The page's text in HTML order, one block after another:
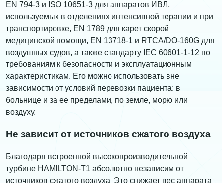
EN 794-3 и ISO 10651-3 для аппаратов ИВЛ,
используемых в отделениях интенсивной терапии и при
транспортировке, EN 1789 для карет скорой
медицинской помощи, EN 13718-1 и RTCA/DO-160G для
воздушных судов, а также стандарту IEC 60601-1-12 по
требованиям к безопасности и эксплуатационным
характеристикам. Его можно использовать вне
зависимости от условий перевозки пациента: в
больнице и за ее пределами, по земле, морю или
воздуху.
Не зависит от источников сжатого воздуха
Благодаря встроенной высокопроизводительной
турбине HAMILTON-T1 абсолютно независим от
источников сжатого воздуха. Это снижает вес аппарата